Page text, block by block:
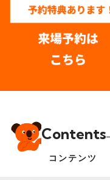
Contents
コンテンツ